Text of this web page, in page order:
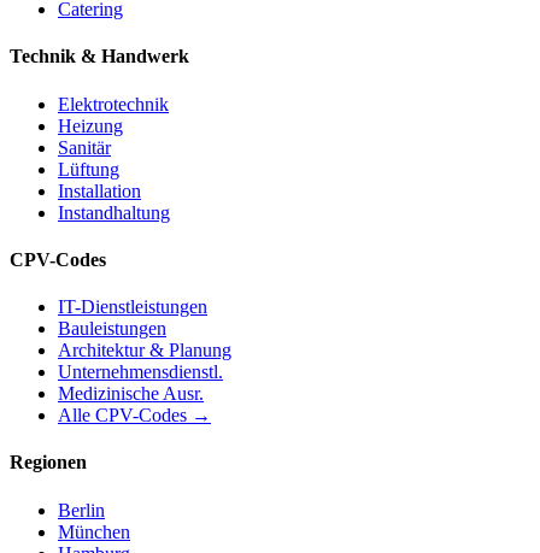
Catering
Technik & Handwerk
Elektrotechnik
Heizung
Sanitär
Lüftung
Installation
Instandhaltung
CPV-Codes
IT-Dienstleistungen
Bauleistungen
Architektur & Planung
Unternehmensdienstl.
Medizinische Ausr.
Alle CPV-Codes →
Regionen
Berlin
München